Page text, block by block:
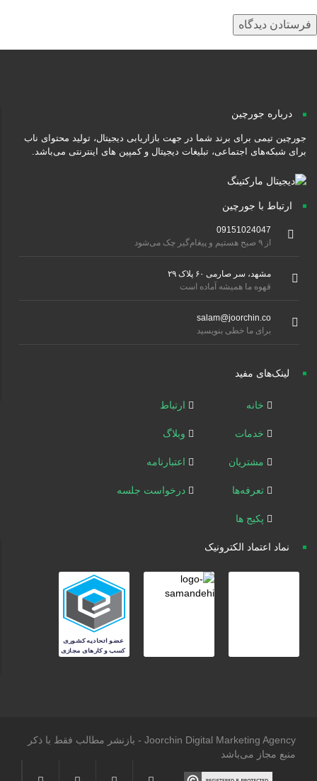
درباره جورچین
جورچین تیمی برای برند شما در جهت بازاریابی دیجیتال، تولید محتوای ناب
برای شبکه‌های اجتماعی، تبلیغات دیجیتال و کمپین های اینترنتی می‌باشد.
ارتباط با جورچین
09151024047
مشهد، سر صارمی ۶۰ پلاک ۲۹
قهوه ما همیشه آماده است
salam@joorchin.co
برای ما خطی بنویسید
لینک‌های مفید
خانه
خدمات
مشتریان
تعرفه‌ها
پکیج ها
ارتباط
وبلاگ
اعتبارنامه
درخواست جلسه
نماد اعتماد الکترونیک
Joorchin Digital Marketing Agency - بازنشر مطالب فقط با ذکر
منبع مجاز می‌باشد